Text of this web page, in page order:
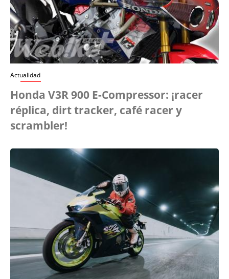
Actualidad
Honda V3R 900 E-Compressor: ¡racer
réplica, dirt tracker, café racer y
scrambler!